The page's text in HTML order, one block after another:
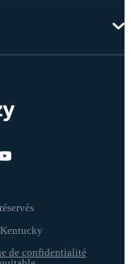
de confidentialité